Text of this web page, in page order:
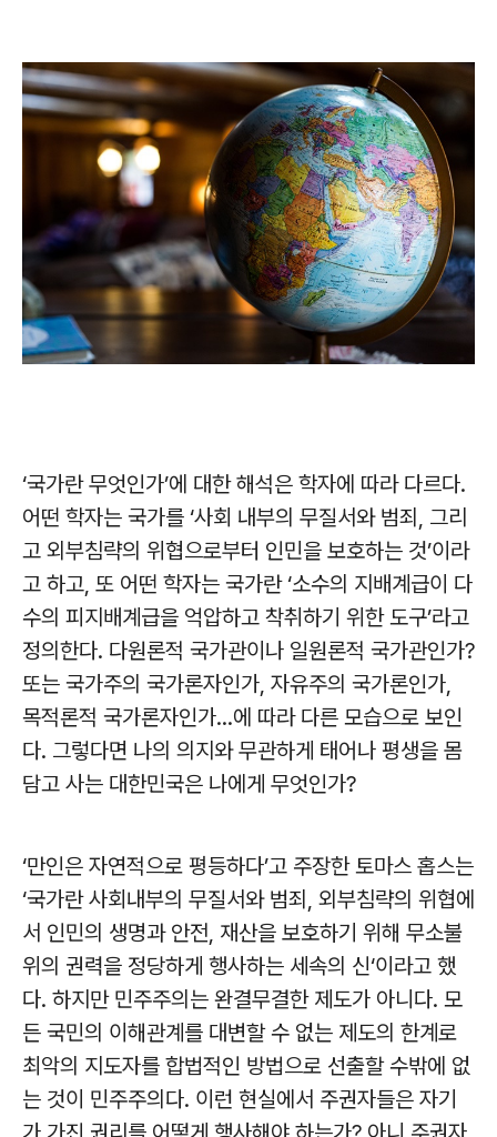
‘국가란 무엇인가’에 대한 해석은 학자에 따라 다르다.
어떤 학자는 국가를 ‘사회 내부의 무질서와 범죄, 그리
고 외부침략의 위협으로부터 인민을 보호하는 것’이라
고 하고, 또 어떤 학자는 국가란 ‘소수의 지배계급이 다
수의 피지배계급을 억압하고 착취하기 위한 도구’라고
정의한다. 다원론적 국가관이나 일원론적 국가관인가?
또는 국가주의 국가론자인가, 자유주의 국가론인가,
목적론적 국가론자인가...에 따라 다른 모습으로 보인
다. 그렇다면 나의 의지와 무관하게 태어나 평생을 몸
담고 사는 대한민국은 나에게 무엇인가?
‘만인은 자연적으로 평등하다’고 주장한 토마스 홉스는
‘국가란 사회내부의 무질서와 범죄, 외부침략의 위협에
서 인민의 생명과 안전, 재산을 보호하기 위해 무소불
위의 권력을 정당하게 행사하는 세속의 신‘이라고 했
다. 하지만 민주주의는 완결무결한 제도가 아니다. 모
든 국민의 이해관계를 대변할 수 없는 제도의 한계로
최악의 지도자를 합법적인 방법으로 선출할 수밖에 없
는 것이 민주주의다. 이런 현실에서 주권자들은 자기